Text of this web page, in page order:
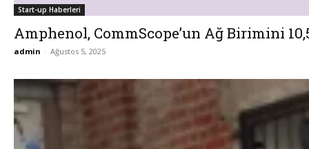
Start-up Haberleri
Amphenol, CommScope’un Ağ Birimini
admin - Ağustos 5, 2025